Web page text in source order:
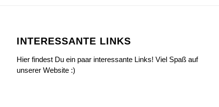
INTERESSANTE LINKS
Hier findest Du ein paar interessante Links! Viel Spaß auf
unserer Website :)